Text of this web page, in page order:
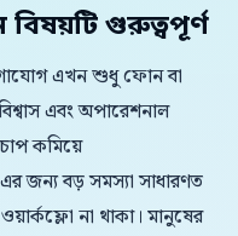
বিষয়টি গুরুত্বপূর্ণ
এখন শুধু ফোন বা
এবং অপারেশনাল
কমিয়ে
জন্য বড় সমস্যা সাধারণত
না থাকা। মানুষের